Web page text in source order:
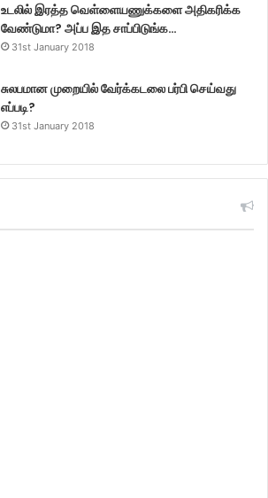
உடலில் இரத்த வெள்ளையணுக்களை அதிகரிக்க
வேண்டுமா? அப்ப இத சாப்பிடுங்க…
31st January 2018
சுலபமான முறையில் வேர்க்கடலை பர்பி செய்வது
எப்படி?
31st January 2018